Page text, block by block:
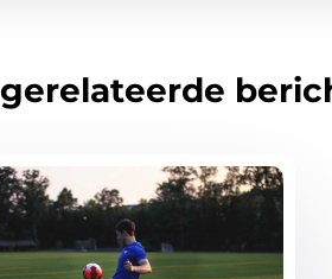
gerelateerde